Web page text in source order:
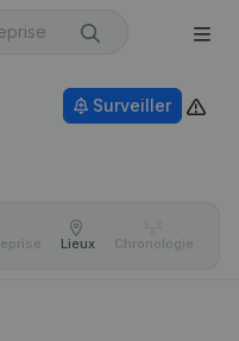
Surveiller
Lieux Chronologie